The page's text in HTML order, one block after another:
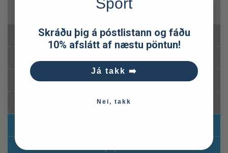
Þurrmatur
Drykkjarmál
Skipulag
Öryggi á ferðinni
Skráðu þig á póstlistann og fáðu
10% afslátt af næstu pöntun!
Já takk ➡️
Nei, takk